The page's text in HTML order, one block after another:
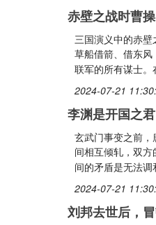
赤壁之战时曹
三国演义中的赤壁
草船借箭、借东
联军的所有谋士
2024-07-21
李渊是开国之
玄武门事变之前
间相互倾轧，双
间的矛盾是无法
2024-07-21
刘邦去世后，